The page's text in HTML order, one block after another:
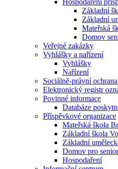
Hospodaření
Základní
Základní
Mateřská
Domov
Veřejné zakázky
Vyhlášky a nařízení
Vyhlášky
Nařízení
Sociálně-právní
Elektronický registr
Povinné informace
Databáze
Příspěvkové organizace
Mateřská škola
Základní škola
Základní
Domov pro
Hospodaření